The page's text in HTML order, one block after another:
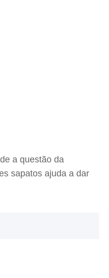
a questão da
sapatos ajuda a dar